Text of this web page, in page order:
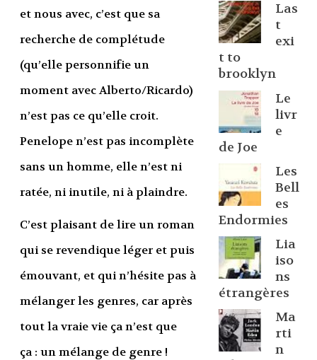
et nous avec, c’est que sa
recherche de complétude
(qu’elle personnifie un
moment avec Alberto/Ricardo)
n’est pas ce qu’elle croit.
Penelope n’est pas incomplète
sans un homme, elle n’est ni
ratée, ni inutile, ni à plaindre.
C’est plaisant de lire un roman
qui se revendique léger et puis
émouvant, et qui n’hésite pas à
mélanger les genres, car après
tout la vraie vie ça n’est que
ça : un mélange de genre !
Las
t
exi
t to
brooklyn
Le
livr
e
de Joe
Les
Bell
es
Endormies
Lia
iso
ns
étrangères
Ma
rti
n